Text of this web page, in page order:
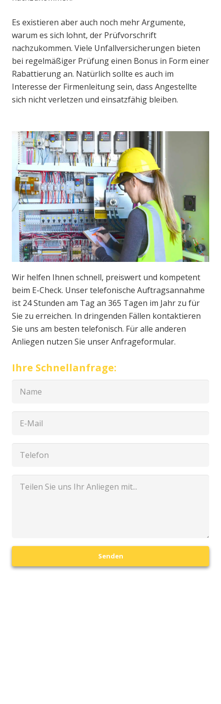
Es existieren aber auch noch mehr Argumente,
warum es sich lohnt, der Prüfvorschrift
nachzukommen. Viele Unfallversicherungen bieten
bei regelmäßiger Prüfung einen Bonus in Form einer
Rabattierung an. Natürlich sollte es auch im
Interesse der Firmenleitung sein, dass Angestellte
sich nicht verletzen und einsatzfähig bleiben.
Wir helfen Ihnen schnell, preiswert und kompetent
beim E-Check. Unser telefonische Auftragsannahme
ist 24 Stunden am Tag an 365 Tagen im Jahr zu für
Sie zu erreichen. In dringenden Fällen kontaktieren
Sie uns am besten telefonisch. Für alle anderen
Anliegen nutzen Sie unser Anfrageformular.
Ihre Schnellanfrage:
Senden